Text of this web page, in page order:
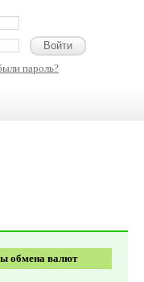
пароль?
обмена валют